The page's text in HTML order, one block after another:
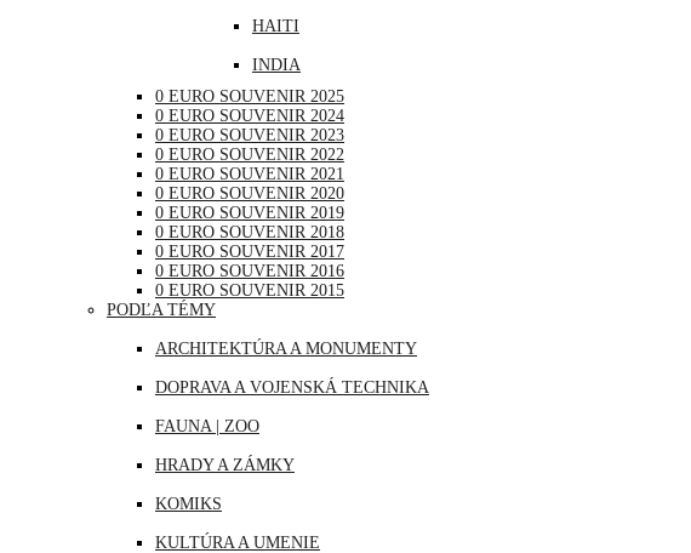
PORTUGALSKO
RAKÚSKO
RUMUNSKO
RUSKO
SAN MARÍNO
SLOVINSKO
ŠPANIELSKO
ŠVAJČIARSKO
ŠVÉDSKO
TALIANSKO
VATIKÁN
HAITI
INDIA
INDONÉZIA
IRAK
JAPONSKO
KANADA
KATAR
KUBA
LIBANON
0 EURO SOUVENIR 2025
0 EURO SOUVENIR 2024
0 EURO SOUVENIR 2023
0 EURO SOUVENIR 2022
0 EURO SOUVENIR 2021
0 EURO SOUVENIR 2020
0 EURO SOUVENIR 2019
0 EURO SOUVENIR 2018
0 EURO SOUVENIR 2017
0 EURO SOUVENIR 2016
0 EURO SOUVENIR 2015
PODĽA TÉMY
ARCHITEKTÚRA A MONUMENTY
DOPRAVA A VOJENSKÁ TECHNIKA
FAUNA | ZOO
HRADY A ZÁMKY
KOMIKS
KULTÚRA A UMENIE